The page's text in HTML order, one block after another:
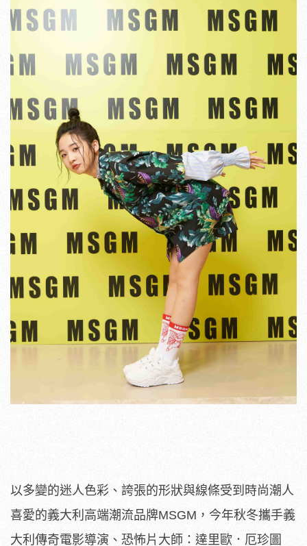
以多變的迷人色彩、誇張的形狀與線條受到時尚潮人
喜愛的義大利高端潮流品牌MSGM，今年秋冬攜手義
大利傳奇電影導演、恐怖片大師：達里歐．厄珍圖